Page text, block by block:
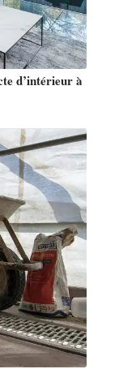
d’intérieur à